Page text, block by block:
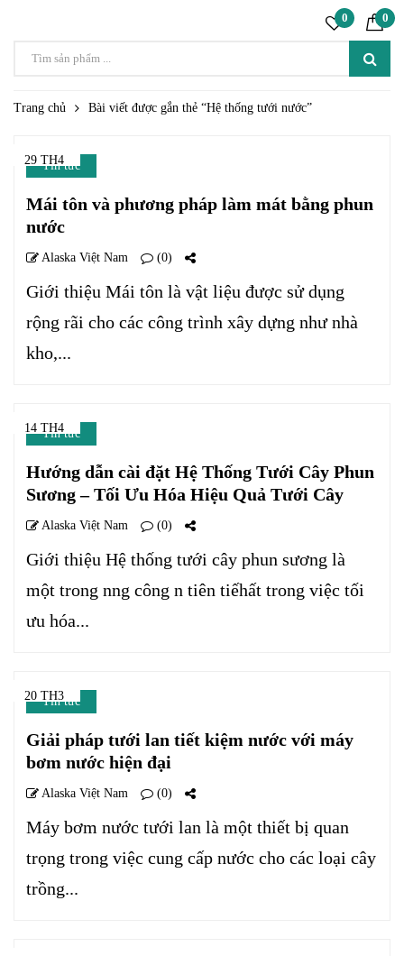
0 0
Trang chủ Bài viết được gắn thẻ “Hệ thống tưới nước”
29 TH4
Tin tức
Mái tôn và phương pháp làm mát bằng phun
nước
Alaska Việt Nam (0)
Giới thiệu Mái tôn là vật liệu được sử dụng
rộng rãi cho các công trình xây dựng như nhà
kho,...
14 TH4
Tin tức
Hướng dẫn cài đặt Hệ Thống Tưới Cây Phun
Sương – Tối Ưu Hóa Hiệu Quả Tưới Cây
Alaska Việt Nam (0)
Giới thiệu Hệ thống tưới cây phun sương là
một trong nng công n tiên tiếhất trong việc tối
ưu hóa...
20 TH3
Tin tức
Giải pháp tưới lan tiết kiệm nước với máy
bơm nước hiện đại
Alaska Việt Nam (0)
Máy bơm nước tưới lan là một thiết bị quan
trọng trong việc cung cấp nước cho các loại cây
trồng...